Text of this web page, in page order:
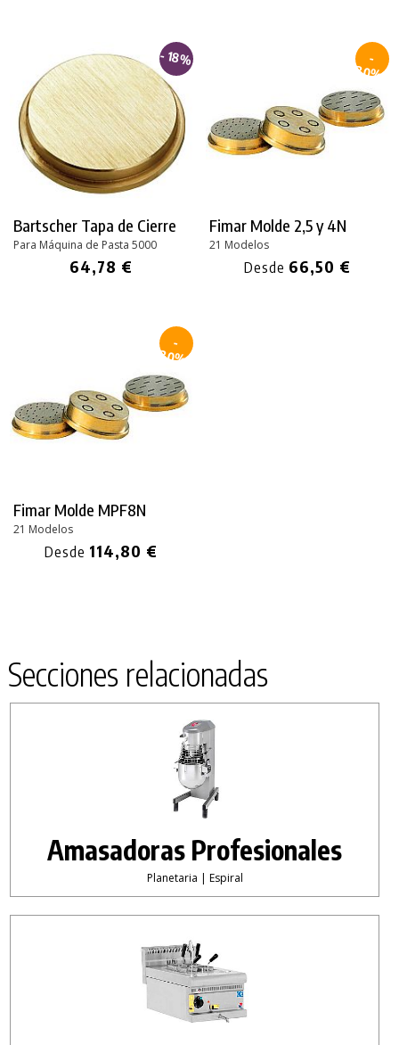
- 18%
Bartscher Tapa de Cierre
Para Máquina de Pasta 5000
64,78 €
-
30%
Fimar Molde 2,5 y 4N
21 Modelos
Desde 66,50 €
-
30%
Fimar Molde MPF8N
21 Modelos
Desde 114,80 €
Secciones relacionadas
Amasadoras Profesionales
Planetaria | Espiral